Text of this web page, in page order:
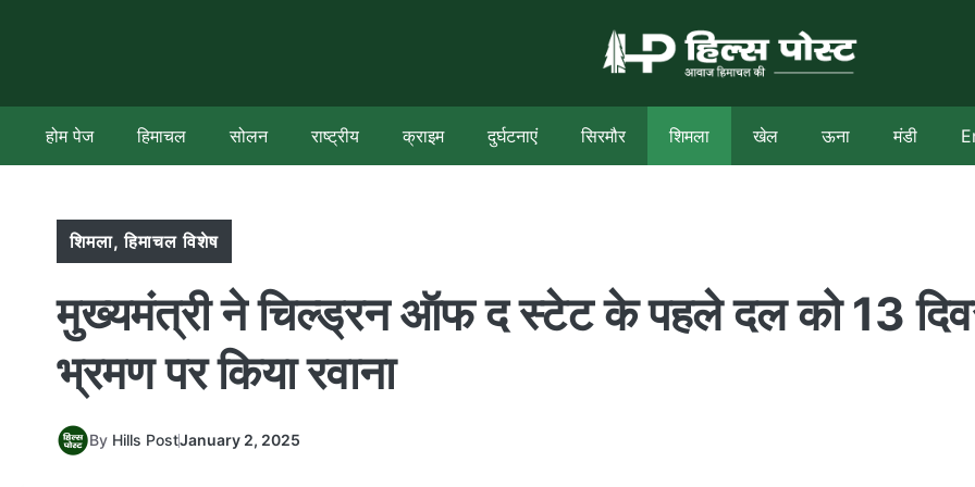
होम पेज हिमाचल सोलन राष्ट्रीय क्राइम दुर्घटनाएं सिरमौर शिमला खेल ऊना मंडी
शिमला,हिमाचल विशेष
मुख्यमंत्री ने चिल्ड्रन ऑफ द स्टेट के पहले दल को 13
भ्रमण पर किया रवाना
By Hills PostJanuary 2, 2025